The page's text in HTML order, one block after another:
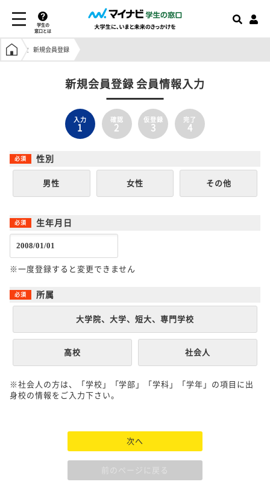
学生の
窓口とは
学生の窓口トップ
新規会員登録
新規会員登録 会員情報入力
入力
1
確認
2
仮登録
3
完了
4
性別
男性 女性 その他
生年月日
※一度登録すると変更できません
所属
大学院、大学、短大、専門学校
高校 社会人
※社会人の方は、「学校」「学部」「学科」「学年」の項目に出
身校の情報をご入力下さい。
次へ
前のページに戻る